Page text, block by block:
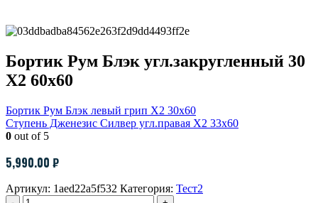
Бортик Рум Блэк угл.закругленный 30
Х2 60х60
Бортик Рум Блэк левый грип Х2 30х60
Ступень Дженезис Силвер угл.правая Х2 33х60
0 out of 5
5,990.00 ₽
Артикул: 1aed22a5f532 Категория: Тест2